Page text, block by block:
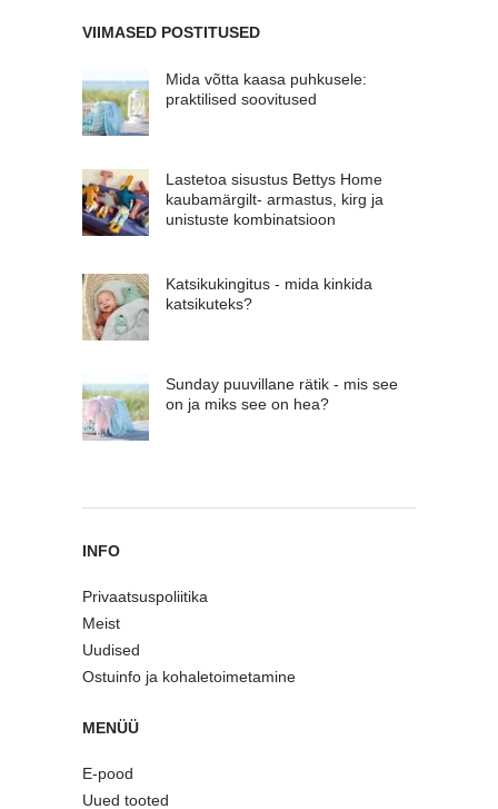
VIIMASED POSTITUSED
Mida võtta kaasa puhkusele:
praktilised soovitused
Lastetoa sisustus Bettys Home
kaubamärgilt- armastus, kirg ja
unistuste kombinatsioon
Katsikukingitus - mida kinkida
katsikuteks?
Sunday puuvillane rätik - mis see
on ja miks see on hea?
INFO
Privaatsuspoliitika
Meist
Uudised
Ostuinfo ja kohaletoimetamine
MENÜÜ
E-pood
Uued tooted